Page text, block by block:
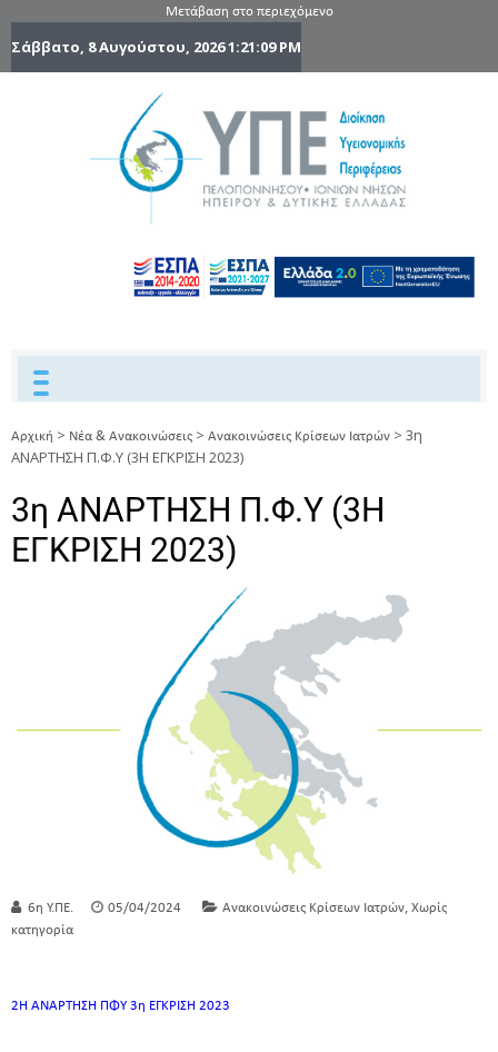
Μετάβαση στο περιεχόμενο
Σάββατο, 8 Αυγούστου, 20261:21:10 PM
Ηπείρου
Δυτικής
Ελλάδας
Αρχική > Νέα & Ανακοινώσεις > Ανακοινώσεις Κρίσεων Ιατρών > 3η
ΑΝΑΡΤΗΣΗ Π.Φ.Υ (3Η ΕΓΚΡΙΣΗ 2023)
3η ΑΝΑΡΤΗΣΗ Π.Φ.Υ (3Η
ΕΓΚΡΙΣΗ 2023)
6η Υ.ΠΕ. 05/04/2024 Ανακοινώσεις Κρίσεων Ιατρών, Χωρίς
κατηγορία
2Η ΑΝΑΡΤΗΣΗ ΠΦΥ 3η ΕΓΚΡΙΣΗ 2023